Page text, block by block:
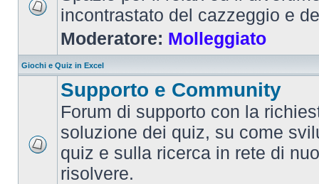
incontrastato del cazzeggio e
Moderatore: Molleggiato
Giochi e Quiz in Excel
Supporto e Community
Forum di supporto con la
soluzione dei quiz, su come
quiz e sulla ricerca in rete di
risolvere.